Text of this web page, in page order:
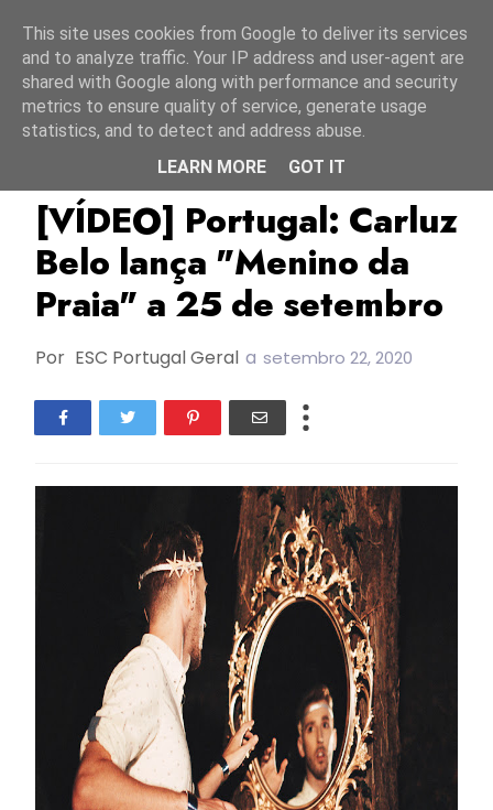
Carluz Belo FC2008 Novos Lançamentos
[VÍDEO] Portugal: Carluz
Belo lança "Menino da
Praia" a 25 de setembro
Por ESC Portugal Geral a setembro 22, 2020
This site uses cookies from Google to deliver its services
and to analyze traffic. Your IP address and user-agent are
shared with Google along with performance and security
metrics to ensure quality of service, generate usage
statistics, and to detect and address abuse.
LEARN MORE
GOT IT